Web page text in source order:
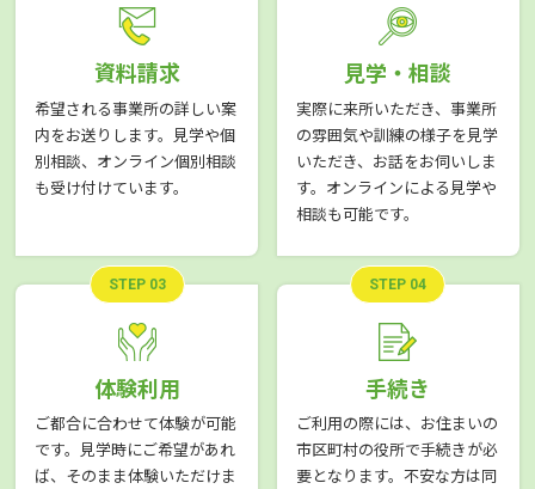
資料請求
希望される事業所の詳しい案
内をお送りします。見学や個
別相談、オンライン個別相談
も受け付けています。
見学・相談
実際に来所いただき、事業所
の雰囲気や訓練の様子を見学
いただき、お話をお伺いしま
す。オンラインによる見学や
相談も可能です。
STEP 03
体験利用
ご都合に合わせて体験が可能
です。見学時にご希望があれ
ば、そのまま体験いただけま
STEP 04
手続き
ご利用の際には、お住まいの
市区町村の役所で手続きが必
要となります。不安な方は同